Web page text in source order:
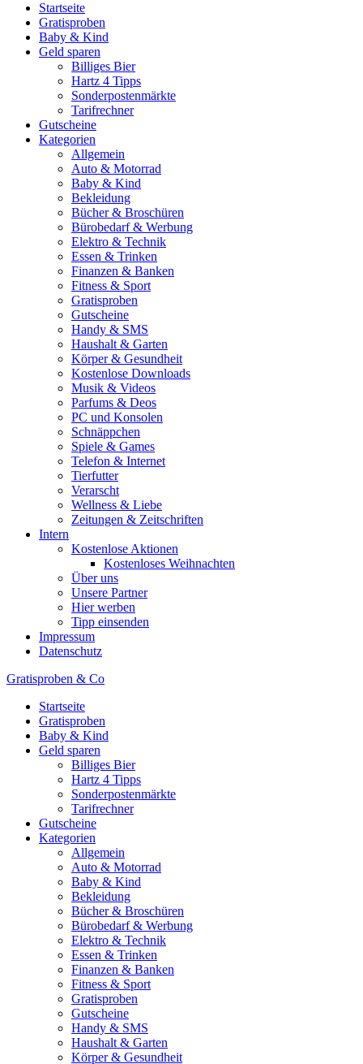
Startseite
Gratisproben
Baby & Kind
Geld sparen
Billiges Bier
Hartz 4 Tipps
Sonderpostenmärkte
Tarifrechner
Gutscheine
Kategorien
Allgemein
Auto & Motorrad
Baby & Kind
Bekleidung
Bücher & Broschüren
Bürobedarf & Werbung
Elektro & Technik
Essen & Trinken
Finanzen & Banken
Fitness & Sport
Gratisproben
Gutscheine
Handy & SMS
Haushalt & Garten
Körper & Gesundheit
Kostenlose Downloads
Musik & Videos
Parfums & Deos
PC und Konsolen
Schnäppchen
Spiele & Games
Telefon & Internet
Tierfutter
Verarscht
Wellness & Liebe
Zeitungen & Zeitschriften
Intern
Kostenlose Aktionen
Kostenloses Weihnachten
Über uns
Unsere Partner
Hier werben
Tipp einsenden
Impressum
Datenschutz
Gratisproben & Co
Startseite
Gratisproben
Baby & Kind
Geld sparen
Billiges Bier
Hartz 4 Tipps
Sonderpostenmärkte
Tarifrechner
Gutscheine
Kategorien
Allgemein
Auto & Motorrad
Baby & Kind
Bekleidung
Bücher & Broschüren
Bürobedarf & Werbung
Elektro & Technik
Essen & Trinken
Finanzen & Banken
Fitness & Sport
Gratisproben
Gutscheine
Handy & SMS
Haushalt & Garten
Körper & Gesundheit